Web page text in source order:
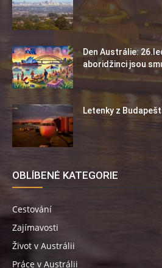
Den Austrálie:
aboridžinci jsou
Letenky z
OBLÍBENÉ KATEGORIE
Cestování
Zajímavosti
Život v Austrálii
Práce v Austrálii